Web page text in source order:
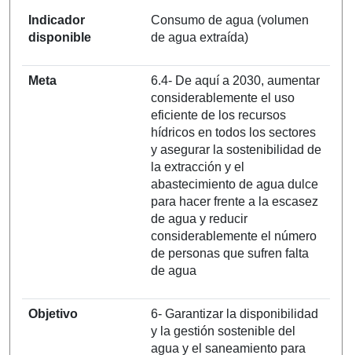
Indicador
disponible
Consumo de agua (volumen
de agua extraída)
Meta
6.4- De aquí a 2030, aumentar
considerablemente el uso
eficiente de los recursos
hídricos en todos los sectores
y asegurar la sostenibilidad de
la extracción y el
abastecimiento de agua dulce
para hacer frente a la escasez
de agua y reducir
considerablemente el número
de personas que sufren falta
de agua
Objetivo
6- Garantizar la disponibilidad
y la gestión sostenible del
agua y el saneamiento para